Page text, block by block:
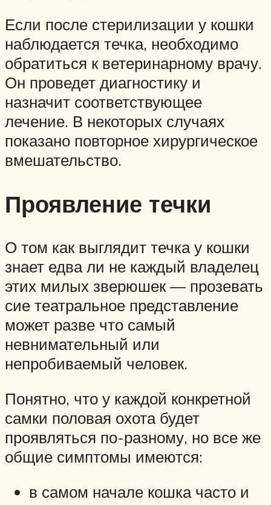
Если после стерилизации у кошки
наблюдается течка, необходимо
обратиться к ветеринарному врачу.
Он проведет диагностику и
назначит соответствующее
лечение. В некоторых случаях
показано повторное хирургическое
вмешательство.
Проявление течки
О том как выглядит течка у кошки
знает едва ли не каждый владелец
этих милых зверюшек — прозевать
сие театральное представление
может разве что самый
невнимательный или
непробиваемый человек.
Понятно, что у каждой конкретной
самки половая охота будет
проявляться по-разному, но все же
общие симптомы имеются:
в самом начале кошка часто и